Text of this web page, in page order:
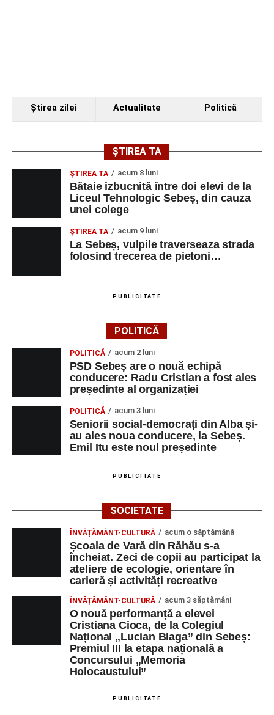
Ora 19.00–Spectacol de vals și tango „Armonii în
Solistă:Iulia Merca(Opera Națională Română Cluj-
Napoca).
Acompaniază Cluj Tango Orchestra:
Irina Indrei – pian
Robert Indrei – bandoneon
Dansatori:Ioana Lascu și Horia Călin Pop,Raluca și
Vlad Dordea
.
Piața Primăriei
(Race Office) pentru competiția
Blaga” Sebeș
Orele 10.00–20.00– Punct oficial de înscrieri și informații
(Race Office) pentru competiția„Cicloaventurier de
Râpa Roșie
Orele 17.00–20.00– Antrenamente libere pe traseul de
Centrul Cultural „Lucian Blaga”
Ştirea zilei Actualitate Politică
ȘTIREA TA
ŞTIREA TA acum 8 luni
Bătaie izbucnită între doi elevi de la
Liceul Tehnologic Sebeș, din cauza
unei colege
ŞTIREA TA acum 9 luni
La Sebeș, vulpile traverseaza strada
folosind trecerea de pietoni…
PUBLICITATE
POLITICĂ
POLITICĂ acum 2 luni
PSD Sebeș are o nouă echipă
conducere: Radu Cristian a fost ales
președinte al organizației
POLITICĂ acum 3 luni
Seniorii social-democrați din Alba și-
au ales noua conducere, la Sebeș.
Emil Itu este noul președinte
PUBLICITATE
SOCIETATE
ÎNVĂȚĂMÂNT-CULTURĂ acum o săptămână
Școala de Vară din Răhău s-a
încheiat. Zeci de copii au participat la
ateliere de ecologie, orientare în
carieră și activități recreative
ÎNVĂȚĂMÂNT-CULTURĂ acum 3 săptămâni
O nouă performanță a elevei
Cristiana Cioca, de la Colegiul
Național „Lucian Blaga” din Sebeș:
Premiul III la etapa națională a
Concursului „Memoria
Holocaustului”
PUBLICITATE